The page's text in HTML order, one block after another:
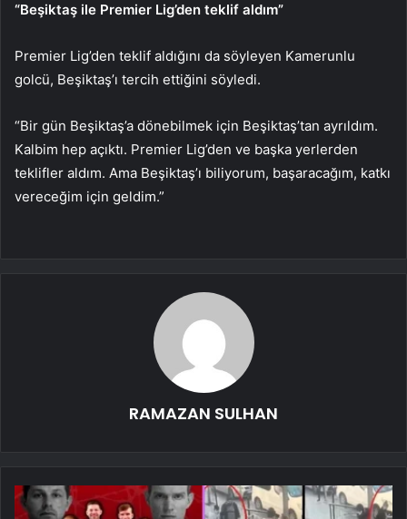
“Beşiktaş ile Premier Lig’den teklif aldım”
Premier Lig’den teklif aldığını da söyleyen Kamerunlu
golcü, Beşiktaş’ı tercih ettiğini söyledi.
“Bir gün Beşiktaş’a dönebilmek için Beşiktaş’tan ayrıldım.
Kalbim hep açıktı. Premier Lig’den ve başka yerlerden
teklifler aldım. Ama Beşiktaş’ı biliyorum, başaracağım, katkı
vereceğim için geldim.”
RAMAZAN SULHAN